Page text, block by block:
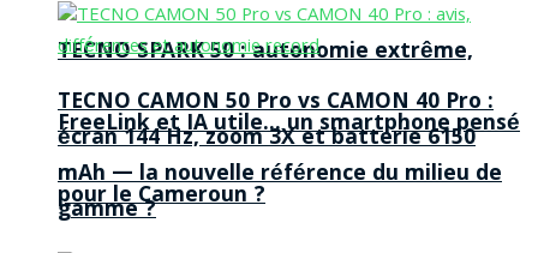
TECNO SPARK 50 : autonomie extrême,
FreeLink et IA utile… un smartphone pensé
pour le Cameroun ?
TECNO CAMON 50 Pro vs CAMON 40 Pro :
écran 144 Hz, zoom 3X et batterie 6150
mAh — la nouvelle référence du milieu de
gamme ?